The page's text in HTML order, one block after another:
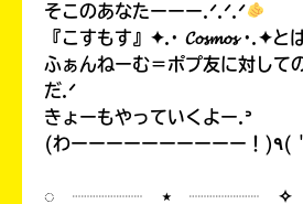
そこのあなたーーー.ᐟ.ᐟ.ᐟ
『こすもす』✦.· 𝓒𝓸𝓼𝓶𝓸𝓼 ·.✦とは
ふぁんねーむ＝ポプ友に対して
だ.ᐟ
きょーもやっていくよー.ᐣ
◌ ┈┈┈┈ ⋆ ┈┈┈┈ ✧